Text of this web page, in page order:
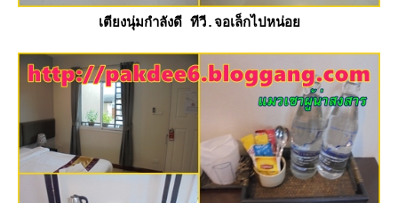
เตียงนุ่มกำลังดี ทีวี.จอเล็กไปหน่อ